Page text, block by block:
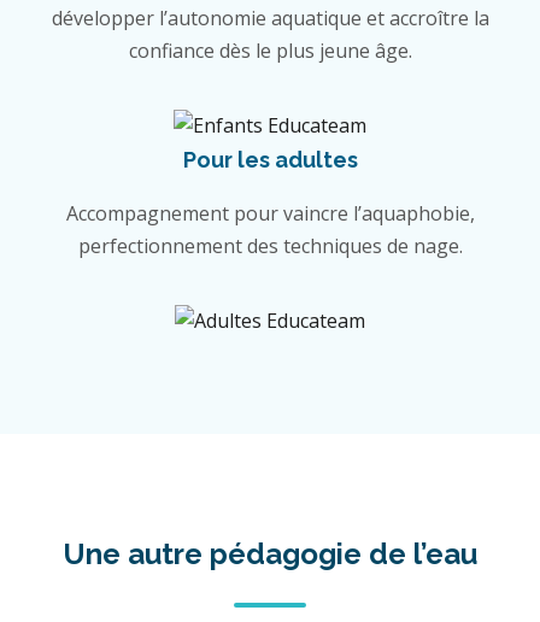
développer l’autonomie aquatique et accroître la
confiance dès le plus jeune âge.
Pour les adultes
Accompagnement pour vaincre l’aquaphobie,
perfectionnement des techniques de nage.
Une autre pédagogie de l’eau